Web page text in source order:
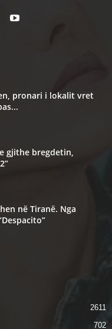
pronari i lokalit vret
gjithe bregdetin,
në Tiranë. Nga
2611
702